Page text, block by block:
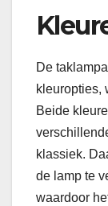
De
kleuropties,
Beide
klassiek.
de lamp te
waardoor